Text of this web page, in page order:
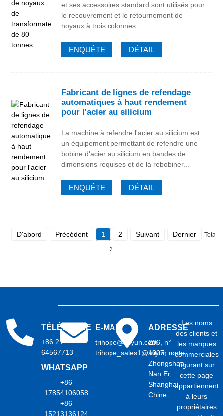
et ses accessoires standard sont utilisés pour
le recouvrement et le retournement de
noyaux à trois colonnes...
ENQUÊTE DÉTAIL
Fabricant de lignes de refendage
automatiques à haut rendement
pour l'acier au silicium
La machine à refendre l'acier au silicium est
un équipement permettant de refendre une
bobine d'acier au silicium en bandes de
dimensions requises et de la rebobiner...
ENQUÊTE DÉTAIL
D'abord Précédent 1 2 Suivant Dernier Total
2
TÉLÉPHONE
+86 21
64567713
WHATSAPP
+86
17854106058
+86
15213136124
E-MAIL
trihope@aliyun.com
trihope_sales1@aliyun.com
ADRESSE
206, n°
1007, route
Zhongshan
Nan Er,
Shanghai,
Chine
Les noms
des clients et
les marques
commerciales
figurant sur
cette page
appartiennent
à leurs
propriétaires